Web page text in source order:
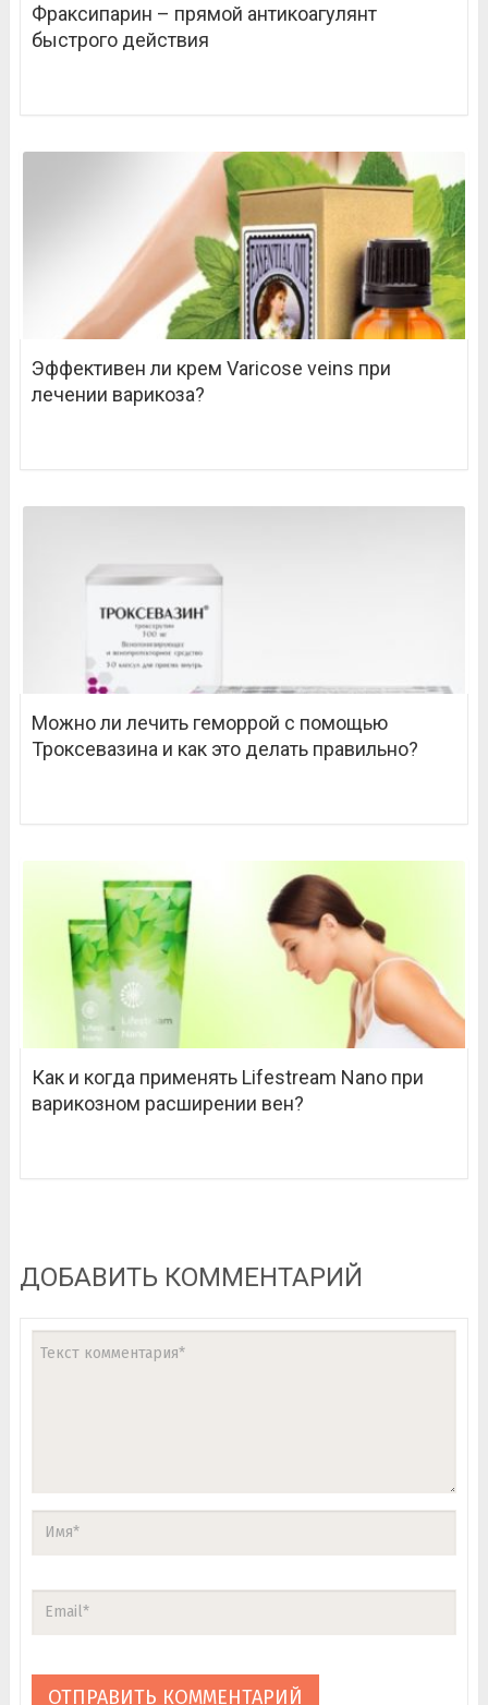
Фраксипарин – прямой антикоагулянт
быстрого действия
Эффективен ли крем Varicose veins при
лечении варикоза?
Можно ли лечить геморрой с помощью
Троксевазина и как это делать правильно?
Как и когда применять Lifestream Nano при
варикозном расширении вен?
ДОБАВИТЬ КОММЕНТАРИЙ